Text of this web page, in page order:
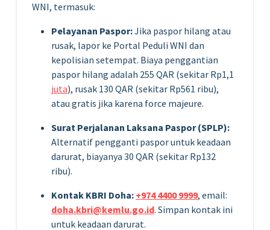
WNI, termasuk:
Pelayanan Paspor:Jika paspor hilang atau
rusak, lapor ke Portal Peduli WNI dan
kepolisian setempat. Biaya penggantian
paspor hilang adalah 255 QAR (sekitar Rp1,1
juta), rusak 130 QAR (sekitar Rp561 ribu),
atau gratis jika karena force majeure.
Surat Perjalanan Laksana Paspor (SPLP):
Alternatif pengganti paspor untuk keadaan
darurat, biayanya 30 QAR (sekitar Rp132
ribu).
Kontak KBRI Doha: +974 4400 9999, email:
doha.kbri@kemlu.go.id. Simpan kontak ini
untuk keadaan darurat.